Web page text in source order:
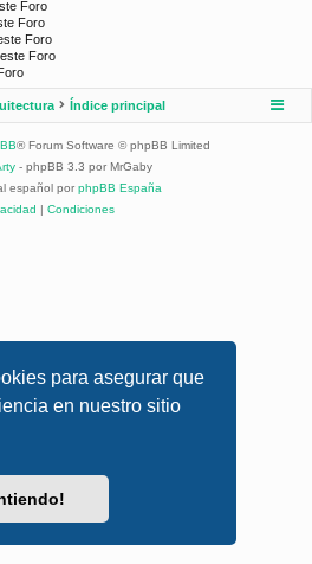
para asegurar que
en nuestro sitio
Foro
Foro
Foro
Foro
Índice principal
® Forum Software © phpBB Limited
- phpBB 3.3 por MrGaby
español por phpBB España
| Condiciones